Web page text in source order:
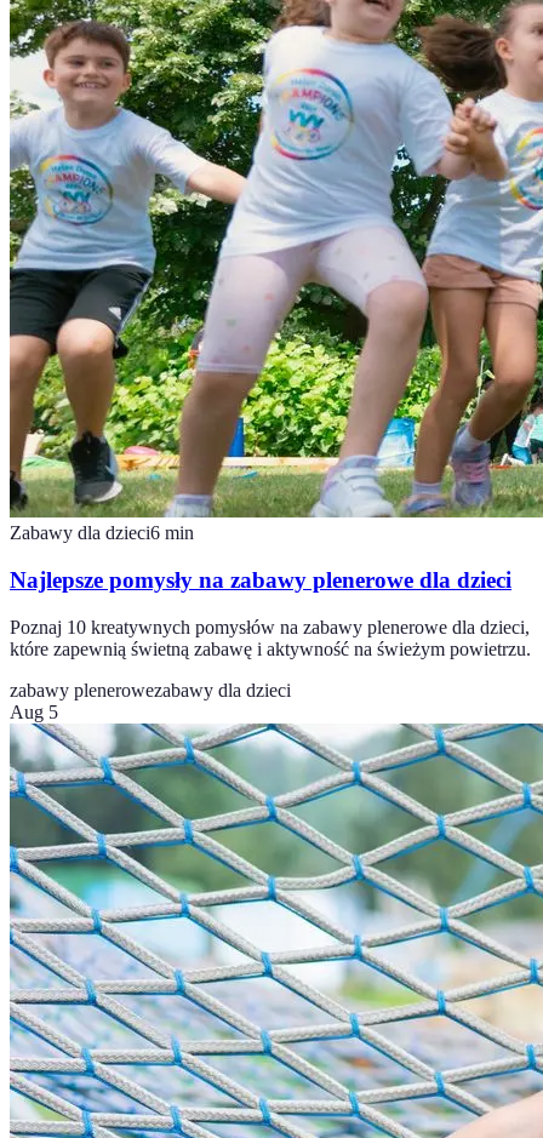
Zabawy dla dzieci6 min
Najlepsze pomysły na zabawy plenerowe dla dzieci
Poznaj 10 kreatywnych pomysłów na zabawy plenerowe dla dzieci,
które zapewnią świetną zabawę i aktywność na świeżym powietrzu.
zabawy plenerowezabawy dla dzieci
Aug 5